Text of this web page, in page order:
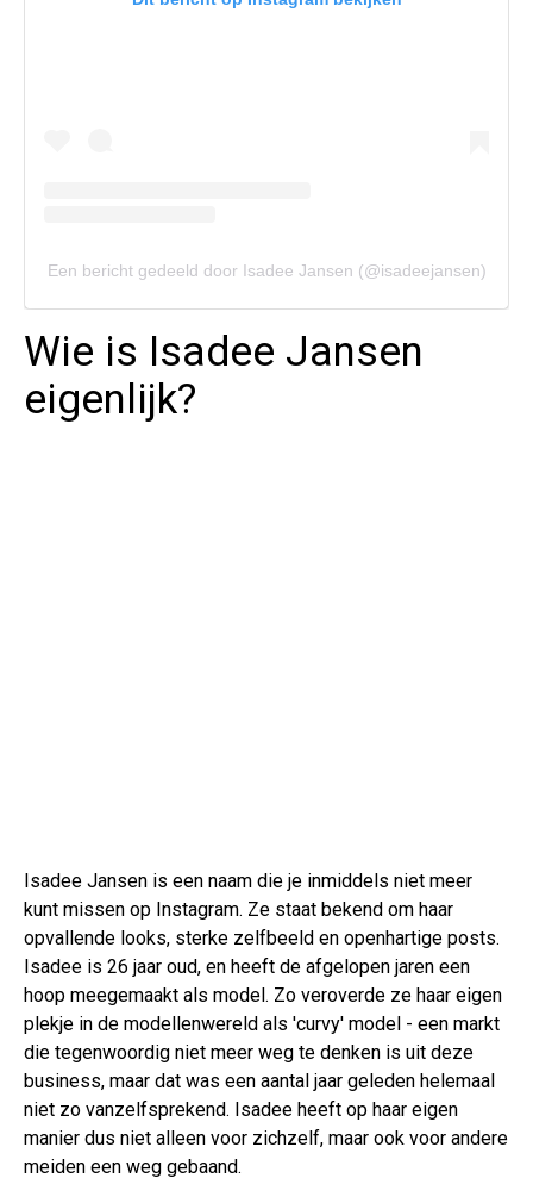
Een bericht gedeeld door Isadee Jansen (@isadeejansen)
Wie is Isadee Jansen
eigenlijk?
Isadee Jansen is een naam die je inmiddels niet meer
kunt missen op Instagram. Ze staat bekend om haar
opvallende looks, sterke zelfbeeld en openhartige posts.
Isadee is 26 jaar oud, en heeft de afgelopen jaren een
hoop meegemaakt als model. Zo veroverde ze haar eigen
plekje in de modellenwereld als 'curvy' model - een markt
die tegenwoordig niet meer weg te denken is uit deze
business, maar dat was een aantal jaar geleden helemaal
niet zo vanzelfsprekend. Isadee heeft op haar eigen
manier dus niet alleen voor zichzelf, maar ook voor andere
meiden een weg gebaand.